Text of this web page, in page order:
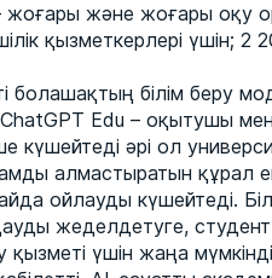
және жоғары оқу
қызметкерлері үшін; 2
болашақтың білім беру
Edu – оқытушы мен
күшейтеді әрі ол
алмастыратын құрал
ойлауды күшейтеді.
жеделдетуге,
үшін жаңа